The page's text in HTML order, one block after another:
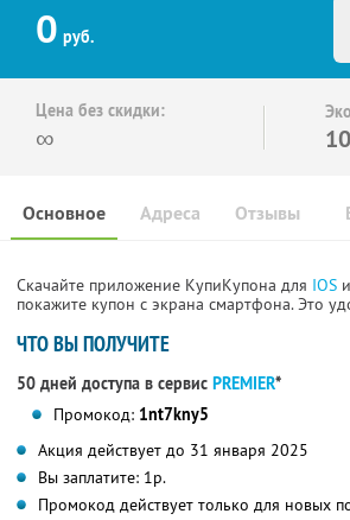
0 руб.
Цена без скидки:
∞
Основное Отзывы
Адреса
Скачайте приложение КупиКупона для IOS
покажите купон с экрана смартфона. Это
ЧТО ВЫ ПОЛУЧИТЕ
50 дней доступа в сервис PREMIER*
Промокод: 1nt7kny5
Акция действует до 31 января 2025
Вы заплатите: 1р.
Промокод действует только для новых